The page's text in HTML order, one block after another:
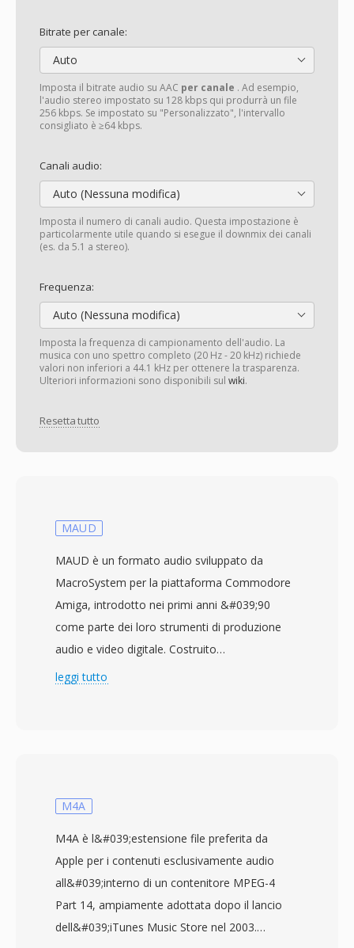
Bitrate per canale:
Auto
Imposta il bitrate audio su AAC per canale . Ad esempio,
l'audio stereo impostato su 128 kbps qui produrrà un file
256 kbps. Se impostato su "Personalizzato", l'intervallo
consigliato è ≥64 kbps.
Canali audio:
Auto (Nessuna modifica)
Imposta il numero di canali audio. Questa impostazione è
particolarmente utile quando si esegue il downmix dei canali
(es. da 5.1 a stereo).
Frequenza:
Auto (Nessuna modifica)
Imposta la frequenza di campionamento dell'audio. La
musica con uno spettro completo (20 Hz - 20 kHz) richiede
valori non inferiori a 44.1 kHz per ottenere la trasparenza.
Ulteriori informazioni sono disponibili sul wiki.
Resetta tutto
MAUD
MAUD è un formato audio sviluppato da
MacroSystem per la piattaforma Commodore
Amiga, introdotto nei primi anni &#039;90
come parte dei loro strumenti di produzione
audio e video digitale. Costruito
sull&#039;architettura a chunk IFF (Interchange
formato supporta configurazioni mono e
frequenze di campionamento fino a 48 kHz,
specifiche che rappresentavano il livello
professionale sull&#039;hardware Amiga. Sono
disponibili sia la codifica PCM lineare con segno
sia le codifiche A-law/mu-law, offrendo una
leggi tutto
M4A
M4A è l&#039;estensione file preferita da
Apple per i contenuti esclusivamente audio
all&#039;interno di un contenitore MPEG-4
Part 14, ampiamente adottata dopo il lancio
dell&#039;iTunes Music Store nel 2003.